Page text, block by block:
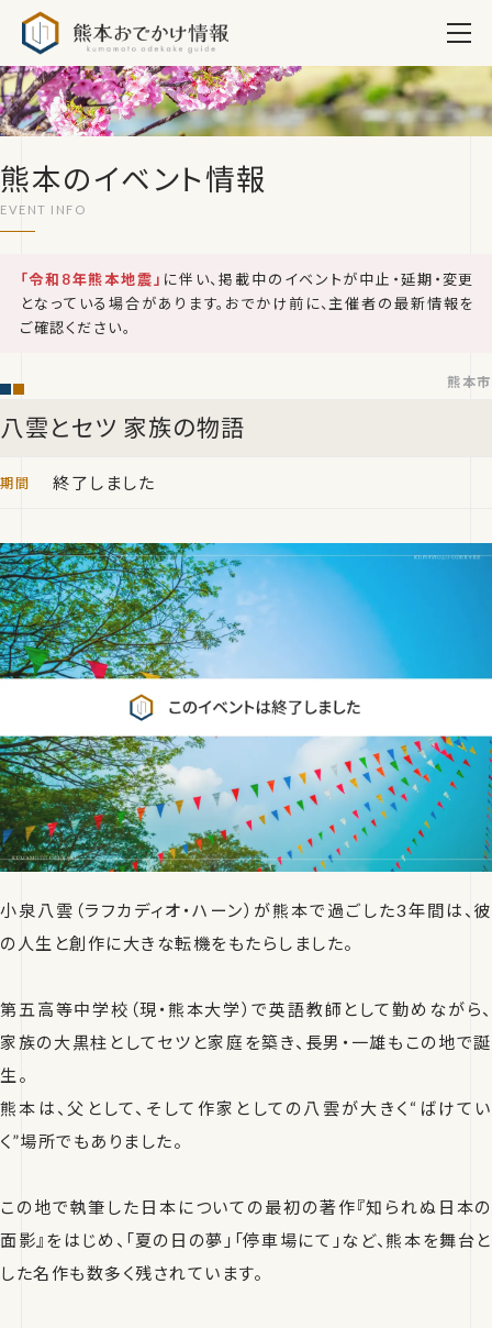
熊本のイベント情報
「令和8年熊本地震」 に伴い、掲載中のイベントが中止・延期・変更
となっている場合があります。おでかけ前に、主催者の最新情報を
ご確認ください。
八雲とセツ 家族の物語
熊本市
終了しました
小泉八雲（ラフカディオ・ハーン）が熊本で過ごした3年間は、彼
の人生と創作に大きな転機をもたらしました。
第五高等中学校（現・熊本大学）で英語教師として勤めながら、
家族の大黒柱としてセツと家庭を築き、長男・一雄もこの地で誕
生。
熊本は、父として、そして作家としての八雲が大きく“ばけてい
く”場所でもありました。
この地で執筆した日本についての最初の著作『知られぬ日本の
面影』をはじめ、「夏の日の夢」「停車場にて」など、熊本を舞台と
した名作も数多く残されています。